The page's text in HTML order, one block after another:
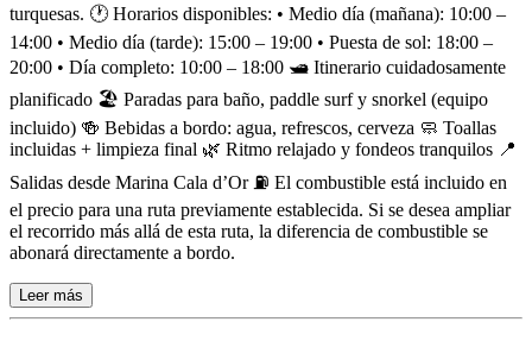
turquesas. 🕐 Horarios disponibles: • Medio día (mañana): 10:00 –
14:00 • Medio día (tarde): 15:00 – 19:00 • Puesta de sol: 18:00 –
20:00 • Día completo: 10:00 – 18:00 🛥️ Itinerario cuidadosamente
planificado 🏖️ Paradas para baño, paddle surf y snorkel (equipo
incluido) 🍻 Bebidas a bordo: agua, refrescos, cerveza 🧼 Toallas
incluidas + limpieza final 🌿 Ritmo relajado y fondeos tranquilos 📍
Salidas desde Marina Cala d’Or ⛽ El combustible está incluido en
el precio para una ruta previamente establecida. Si se desea ampliar
el recorrido más allá de esta ruta, la diferencia de combustible se
abonará directamente a bordo.
Leer más